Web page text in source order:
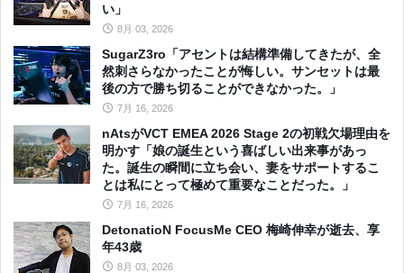
い」
8月 03, 2026
SugarZ3ro「アセントは結構準備してきたが、全
然刺さらなかったことが悔しい。サンセットは最
後の方で勝ち切ることができなかった。」
7月 16, 2026
nAtsがVCT EMEA 2026 Stage 2の初戦欠場理由を
明かす「娘の誕生という喜ばしい出来事があっ
た。誕生の瞬間に立ち会い、妻をサポートするこ
とは私にとって極めて重要なことだった。」
7月 16, 2026
DetonatioN FocusMe CEO 梅崎伸幸が逝去、享
年43歳
8月 03, 2026